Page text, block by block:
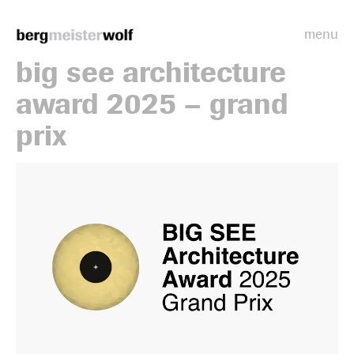
menu
big see architecture
award 2025 – grand
prix